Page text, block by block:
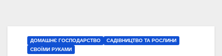
ДОМАШНЄ ГОСПОДАРСТВО
САДІВНИЦТВО ТА РОСЛИНИ
СВОЇМИ РУКАМИ